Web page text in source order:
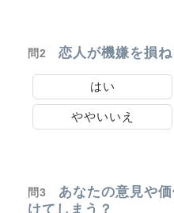
問2 恋人が機嫌を損
はい
ややいいえ
問3
あなたの意見や
けてしまう？